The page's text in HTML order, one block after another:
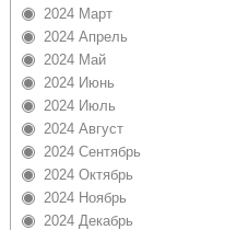
2024 Март
2024 Апрель
2024 Май
2024 Июнь
2024 Июль
2024 Август
2024 Сентябрь
2024 Октябрь
2024 Ноябрь
2024 Декабрь